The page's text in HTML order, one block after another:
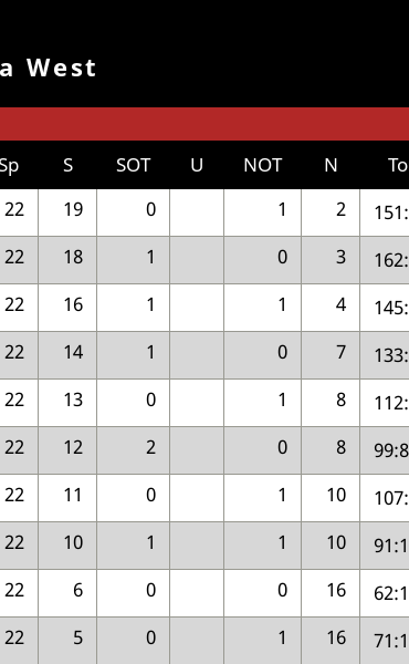
West
S SOT U NOT N
22 19 0 1 2
22 18 1 0 3
22 16 1 1 4
22 14 1 0 7
22 13 0 1 8
22 12 2 0 8
22 11 0 1 10
22 10 1 1 10
22 6 0 0 16
22 5 0 1 16